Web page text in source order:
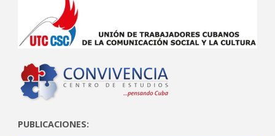
PUBLICACIONES: